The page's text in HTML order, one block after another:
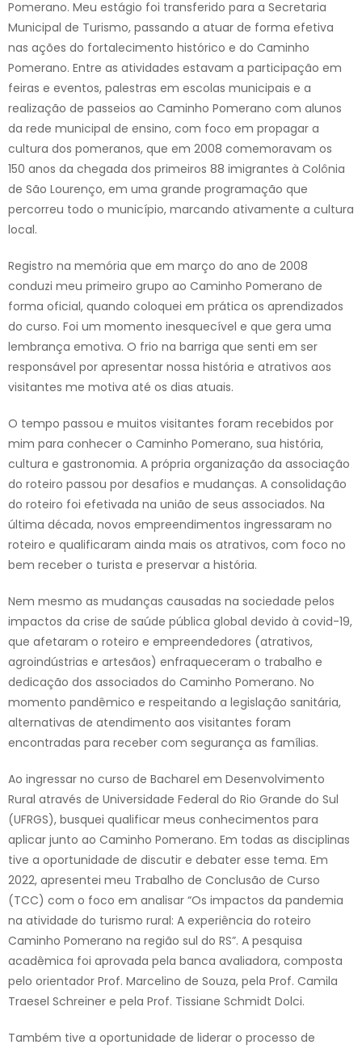
Pomerano. Meu estágio foi transferido para a Secretaria
Municipal de Turismo, passando a atuar de forma efetiva
nas ações do fortalecimento histórico e do Caminho
Pomerano. Entre as atividades estavam a participação em
feiras e eventos, palestras em escolas municipais e a
realização de passeios ao Caminho Pomerano com alunos
da rede municipal de ensino, com foco em propagar a
cultura dos pomeranos, que em 2008 comemoravam os
150 anos da chegada dos primeiros 88 imigrantes à Colônia
de São Lourenço, em uma grande programação que
percorreu todo o município, marcando ativamente a cultura
local.
Registro na memória que em março do ano de 2008
conduzi meu primeiro grupo ao Caminho Pomerano de
forma oficial, quando coloquei em prática os aprendizados
do curso. Foi um momento inesquecível e que gera uma
lembrança emotiva. O frio na barriga que senti em ser
responsável por apresentar nossa história e atrativos aos
visitantes me motiva até os dias atuais.
O tempo passou e muitos visitantes foram recebidos por
mim para conhecer o Caminho Pomerano, sua história,
cultura e gastronomia. A própria organização da associação
do roteiro passou por desafios e mudanças. A consolidação
do roteiro foi efetivada na união de seus associados. Na
última década, novos empreendimentos ingressaram no
roteiro e qualificaram ainda mais os atrativos, com foco no
bem receber o turista e preservar a história.
Nem mesmo as mudanças causadas na sociedade pelos
impactos da crise de saúde pública global devido à covid-19,
que afetaram o roteiro e empreendedores (atrativos,
agroindústrias e artesãos) enfraqueceram o trabalho e
dedicação dos associados do Caminho Pomerano. No
momento pandêmico e respeitando a legislação sanitária,
alternativas de atendimento aos visitantes foram
encontradas para receber com segurança as famílias.
Ao ingressar no curso de Bacharel em Desenvolvimento
Rural através de Universidade Federal do Rio Grande do Sul
(UFRGS), busquei qualificar meus conhecimentos para
aplicar junto ao Caminho Pomerano. Em todas as disciplinas
tive a oportunidade de discutir e debater esse tema. Em
2022, apresentei meu Trabalho de Conclusão de Curso
(TCC) com o foco em analisar “Os impactos da pandemia
na atividade do turismo rural: A experiência do roteiro
Caminho Pomerano na região sul do RS”. A pesquisa
acadêmica foi aprovada pela banca avaliadora, composta
pelo orientador Prof. Marcelino de Souza, pela Prof. Camila
Traesel Schreiner e pela Prof. Tissiane Schmidt Dolci.
Também tive a oportunidade de liderar o processo de